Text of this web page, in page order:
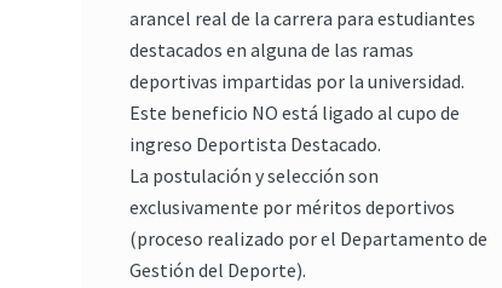
arancel real de la carrera para estudiantes
destacados en alguna de las ramas
deportivas impartidas por la universidad.
Este beneficio NO está ligado al cupo de
ingreso Deportista Destacado.
La postulación y selección son
exclusivamente por méritos deportivos
(proceso realizado por el Departamento de
Gestión del Deporte).